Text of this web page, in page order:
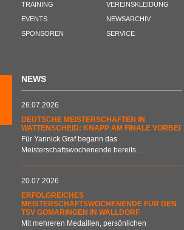
TRAINING
EVENTS
SPONSOREN
VEREINSKLEIDUNG
NEWSARCHIV
SERVICE
NEWS
26.07.2026
DEUTSCHE MEISTERSCHAFTEN IN
WATTENSCHEID: KNAPP AM FINALE VORBEI
Für Yannick Graf begann das
Meisterschaftswochenende bereits...
20.07.2026
ERFOLGREICHES
MEISTERSCHAFTSWOCHENENDE FÜR DEN
TSV GOMARINGEN IN WALLDORF
Mit mehreren Medaillen, persönlichen